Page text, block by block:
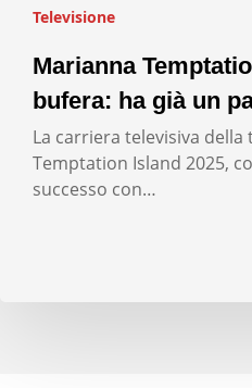
Televisione
Marianna
bufera: ha già un
La carriera televisiva
Temptation Island 2025,
successo con…